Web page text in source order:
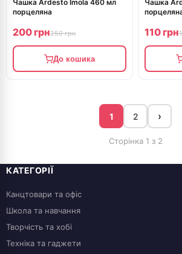
Чашка Ardesto Imola 460 мл
порцеляна
200 грн250 грн
До кошика
Чашка
110 грн
1 2 ›
Сторінка 1 з 2
КАТЕГОРІЇ
Канцтовари та офіс
Школа та навчання
Творчість та хобі
Техніка та гаджети